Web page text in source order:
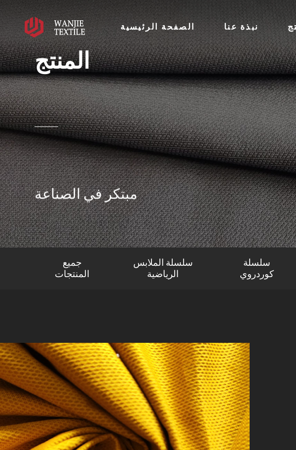
الصفحة الرئيسية نبذة عنا
المنتج
مبتكر في الصناعة
جميع
المنتجات
سلسلة الملابس
الرياضية
سلسلة
كوردروي